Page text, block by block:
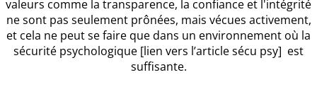
valeurs comme la transparence, la confiance et l'intégrité
ne sont pas seulement prônées, mais vécues activement,
et cela ne peut se faire que dans un environnement où la
sécurité psychologique [lien vers l’article sécu psy] est
suffisante.